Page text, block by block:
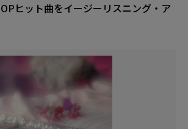
ヒット曲をイージーリスニング・ア